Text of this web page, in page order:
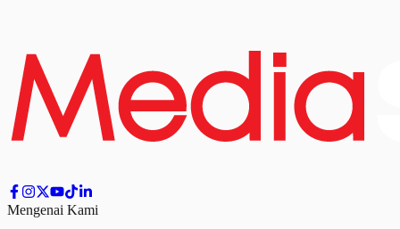
Mengenai Kami